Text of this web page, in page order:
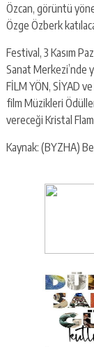
Özcan, görüntü
Özge Özberk
Festival, 3 Kasım
Sanat Merkezi’nde
FİLM YÖN, SİYAD
film Müzikleri
vereceği Kristal
Kaynak: (BYZHA)